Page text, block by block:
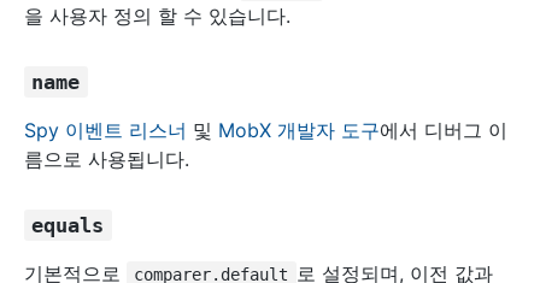
을 사용자 정의 할 수 있습니다.
name
Spy 이벤트 리스너 및 MobX 개발자 도구에서 디버그 이
름으로 사용됩니다.
equals
기본적으로
comparer.default
로 설정되며, 이전 값과